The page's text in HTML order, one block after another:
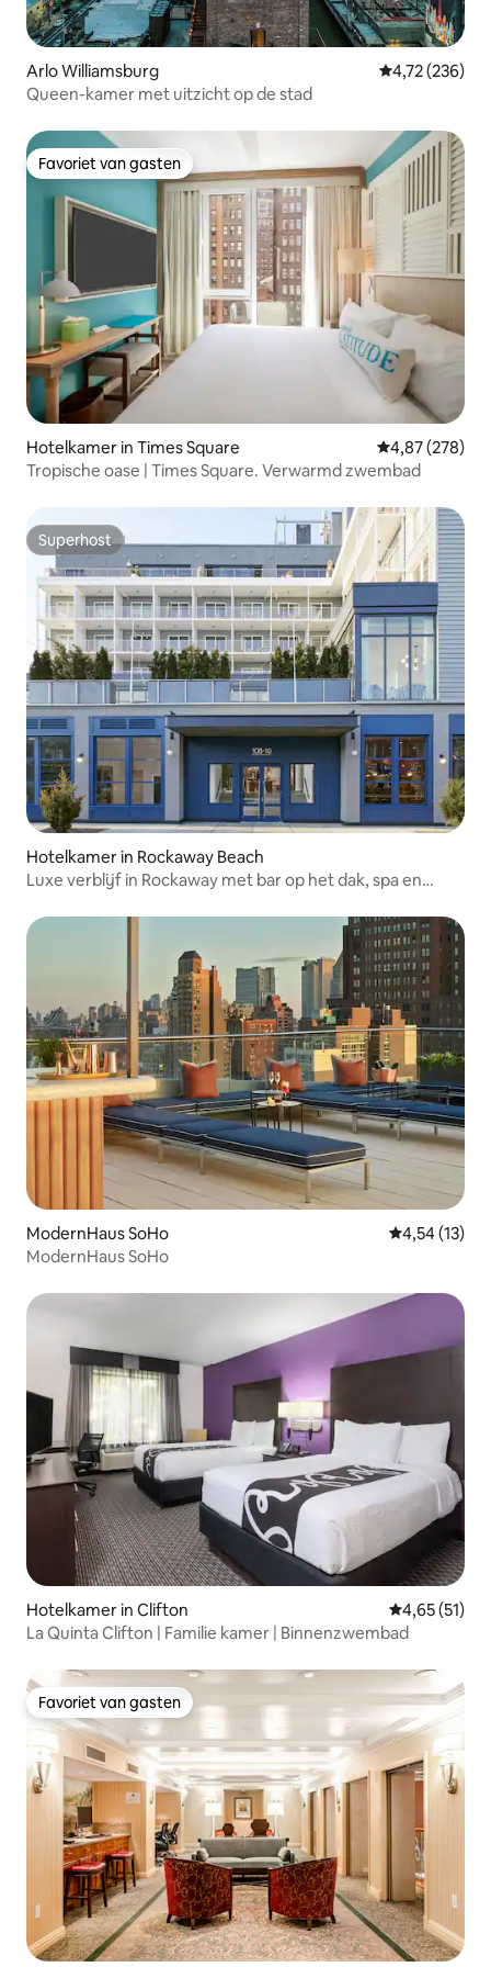
Arlo Williamsburg Gemiddelde
4,72 (236)
Queen-kamer met uitzicht op de stad
Favoriet van gasten
Favoriet van gasten
Hotelkamer in Times Square Gemiddelde
4,87 (278)
Tropische oase | Times Square. Verwarmd zwembad
Superhost
Superhost
Hotelkamer in Rockaway Beach
Luxe verblijf in Rockaway met bar op het dak, spa en
ModernHaus SoHo Gemiddelde
4,54 (13)
ModernHaus SoHo
Hotelkamer in Clifton Gemiddelde
4,65 (51)
La Quinta Clifton | Familie kamer | Binnenzwembad
Favoriet van gasten
Favoriet van gasten